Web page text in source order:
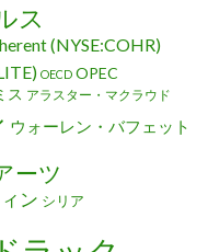
ス
(NYSE:COHR)
OECD OPEC
ス アラスター・マクラウド
ウォーレン・バフェット
ーツ
ン シリア